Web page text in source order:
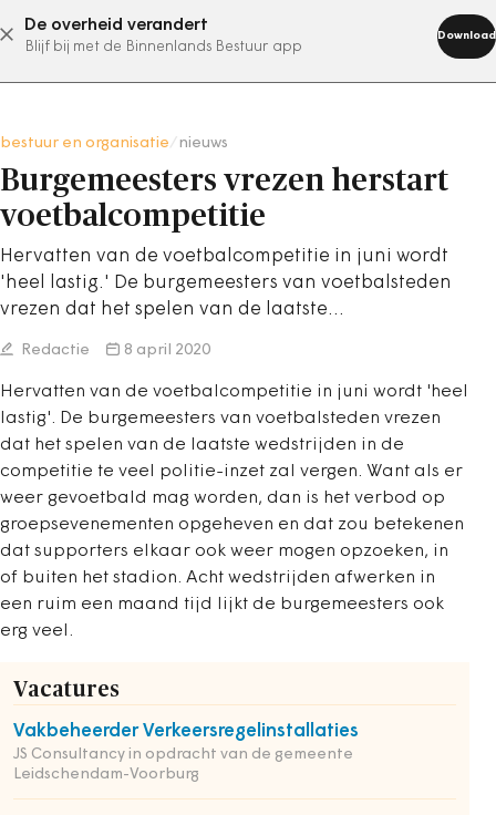
De overheid verandert
Blijf bij met de Binnenlands Bestuur app
Download
abonneer nu
bestuur en organisatie nieuws
Burgemeesters vrezen herstart
voetbalcompetitie
Hervatten van de voetbalcompetitie in juni wordt
'heel lastig.' De burgemeesters van voetbalsteden
vrezen dat het spelen van de laatste…
Redactie 8 april 2020
Hervatten van de voetbalcompetitie in juni wordt 'heel
lastig'. De burgemeesters van voetbalsteden vrezen
dat het spelen van de laatste wedstrijden in de
competitie te veel politie-inzet zal vergen. Want als er
weer gevoetbald mag worden, dan is het verbod op
groepsevenementen opgeheven en dat zou betekenen
dat supporters elkaar ook weer mogen opzoeken, in
of buiten het stadion. Acht wedstrijden afwerken in
een ruim een maand tijd lijkt de burgemeesters ook
erg veel.
Vacatures
Vakbeheerder Verkeersregelinstallaties
JS Consultancy in opdracht van de gemeente
Leidschendam-Voorburg